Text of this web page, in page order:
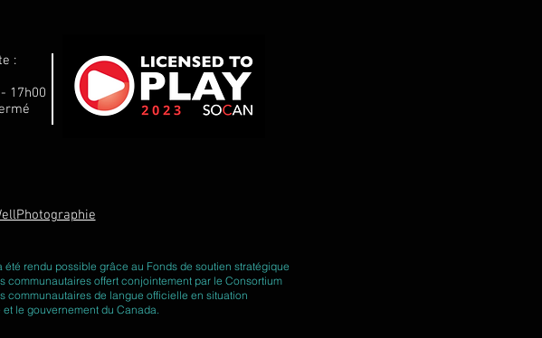
:
17h00
été rendu possible grâce au Fonds de soutien stratégique
communautaires offert conjointement par le Consortium
communautaires de langue officielle en situation
le gouvernement du Canada.